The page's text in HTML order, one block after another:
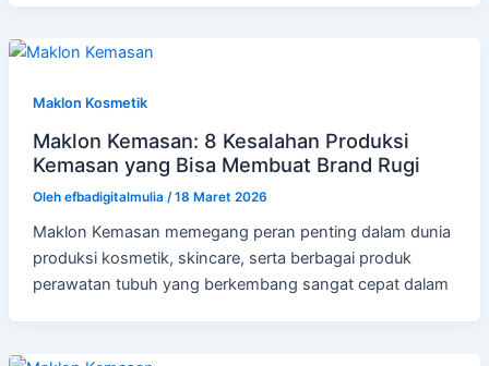
Maklon Kosmetik
Maklon Kemasan: 8 Kesalahan Produksi
Kemasan yang Bisa Membuat Brand Rugi
Oleh efbadigitalmulia /18 Maret 2026
Maklon Kemasan memegang peran penting dalam dunia
produksi kosmetik, skincare, serta berbagai produk
perawatan tubuh yang berkembang sangat cepat dalam